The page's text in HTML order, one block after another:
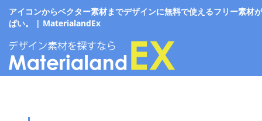
アイコンからベクター素材までデザインに無料で使えるフリー素材
ぱい。 | MaterialandEx